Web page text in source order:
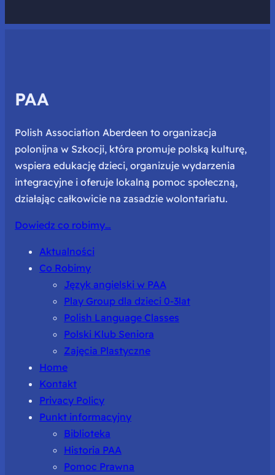
PAA
Polish Association Aberdeen to organizacja
polonijna w Szkocji, która promuje polską kulturę,
wspiera edukację dzieci, organizuje wydarzenia
integracyjne i oferuje lokalną pomoc społeczną,
działając całkowicie na zasadzie wolontariatu.
Dowiedz co robimy…
Aktualności
Co Robimy
Język angielski w PAA
Play Group dla dzieci 0-3lat
Polish Language Classes
Polski Klub Seniora
Zajęcia Plastyczne
Home
Kontakt
Privacy Policy
Punkt informacyjny
Biblioteka
Historia PAA
Pomoc Prawna